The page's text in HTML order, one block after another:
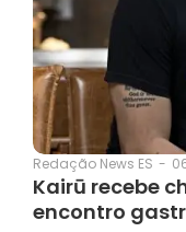
Redação News ES -
Kairū recebe
encontro